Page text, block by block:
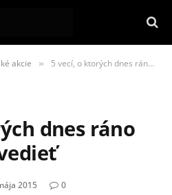
akcie » 5 vecí, o ktorých dnes ráno potrebujete vedieť
dnes ráno
2015 0